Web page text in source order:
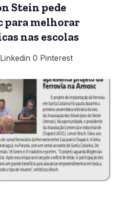
Stein pede
para melhorar
nas escolas
0 Pinterest